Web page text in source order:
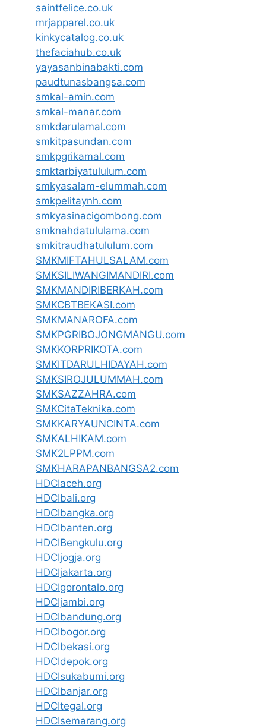
saintfelice.co.uk
mrjapparel.co.uk
kinkycatalog.co.uk
thefaciahub.co.uk
yayasanbinabakti.com
paudtunasbangsa.com
smkal-amin.com
smkal-manar.com
smkdarulamal.com
smkitpasundan.com
smkpgrikamal.com
smktarbiyatululum.com
smkyasalam-elummah.com
smkpelitaynh.com
smkyasinacigombong.com
smknahdatululama.com
smkitraudhatululum.com
SMKMIFTAHULSALAM.com
SMKSILIWANGIMANDIRI.com
SMKMANDIRIBERKAH.com
SMKCBTBEKASI.com
SMKMANAROFA.com
SMKPGRIBOJONGMANGU.com
SMKKORPRIKOTA.com
SMKITDARULHIDAYAH.com
SMKSIROJULUMMAH.com
SMKSAZZAHRA.com
SMKCitaTeknika.com
SMKKARYAUNCINTA.com
SMKALHIKAM.com
SMK2LPPM.com
SMKHARAPANBANGSA2.com
HDCIaceh.org
HDCIbali.org
HDCIbangka.org
HDCIbanten.org
HDCIBengkulu.org
HDCIjogja.org
HDCIjakarta.org
HDCIgorontalo.org
HDCIjambi.org
HDCIbandung.org
HDCIbogor.org
HDCIbekasi.org
HDCIdepok.org
HDCIsukabumi.org
HDCIbanjar.org
HDCItegal.org
HDCIsemarang.org